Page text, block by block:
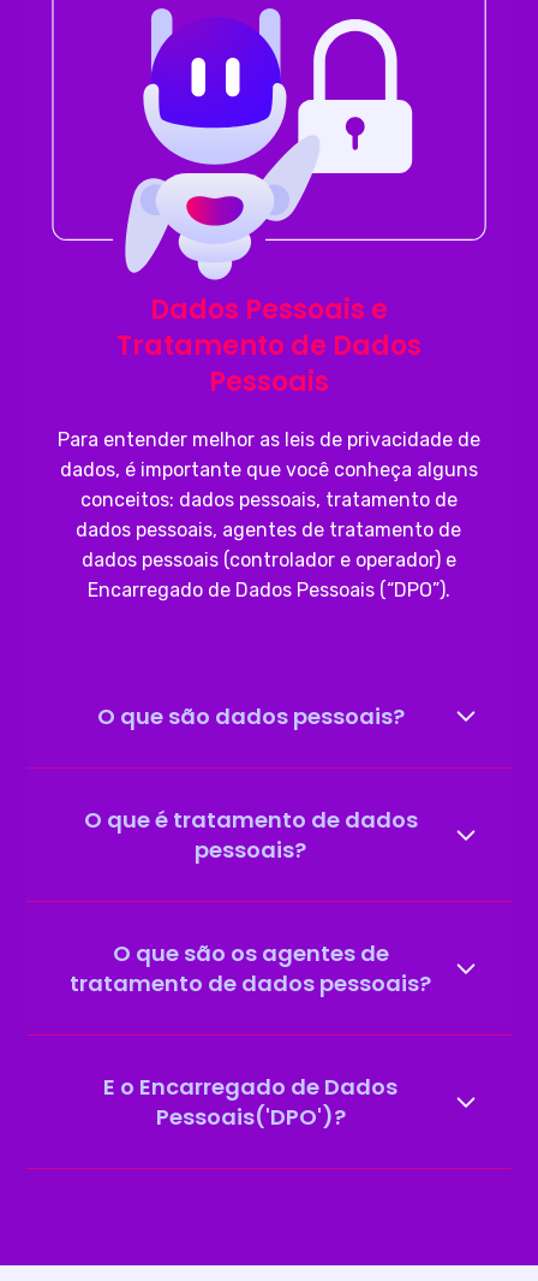
Dados Pessoais e
Tratamento de Dados
Pessoais
Para entender melhor as leis de privacidade de
dados, é importante que você conheça alguns
conceitos: dados pessoais, tratamento de
dados pessoais, agentes de tratamento de
dados pessoais (controlador e operador) e
Encarregado de Dados Pessoais (“DPO”).
O que são dados pessoais?
O que é tratamento de dados
pessoais?
O que são os agentes de
tratamento de dados pessoais?
E o Encarregado de Dados
Pessoais('DPO')?